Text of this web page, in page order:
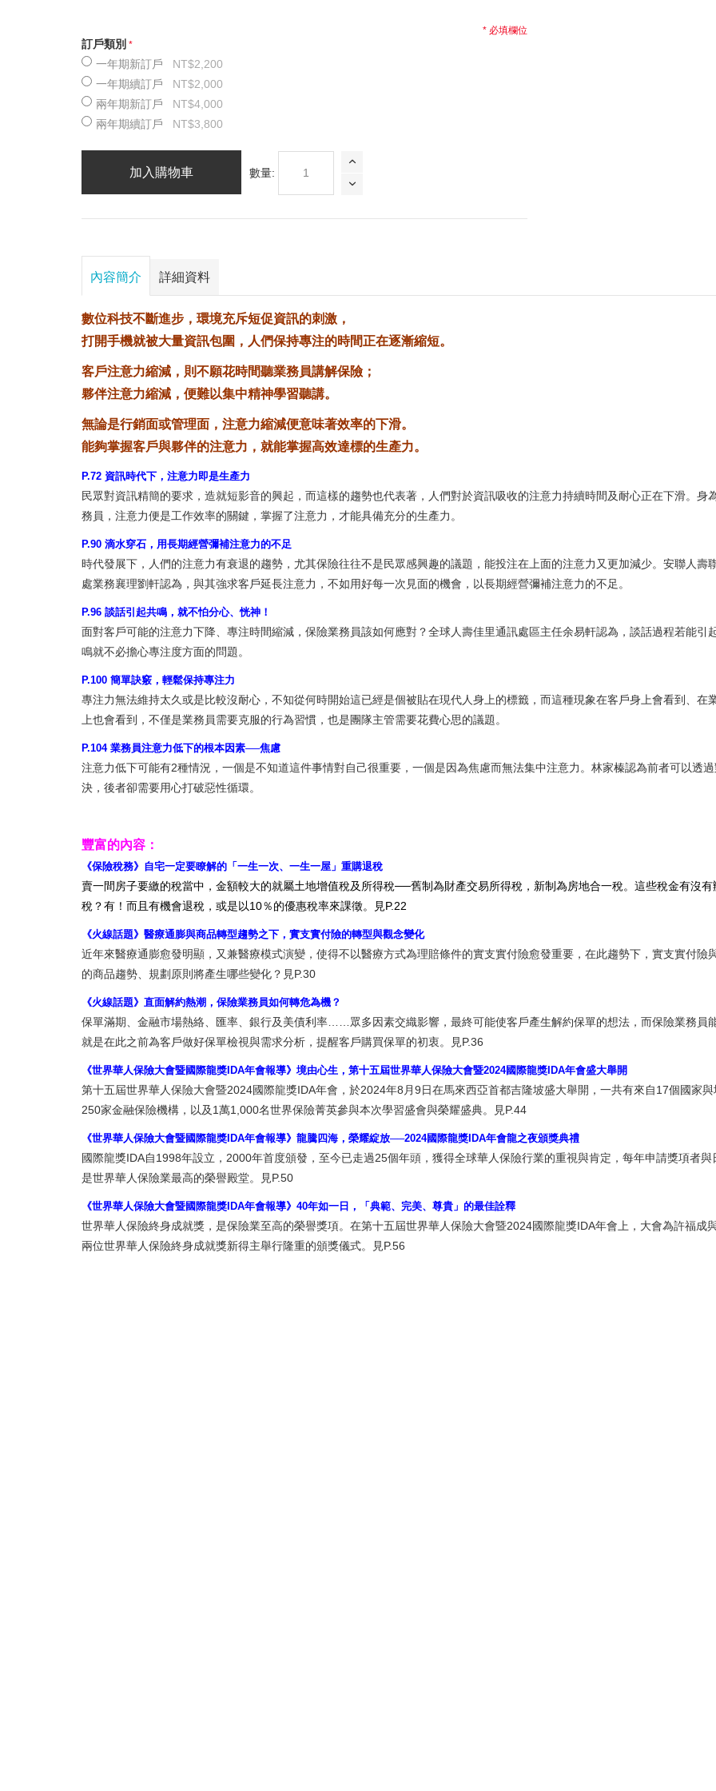
訂戶類別
一年期新訂戶
NT$2,200
一年期續訂戶
NT$2,000
兩年期新訂戶
NT$4,000
兩年期續訂戶
NT$3,800
* 必填欄位
數量:
加入購物車
內容簡介 詳細資料
數位科技不斷進步，環境充斥短促資訊的刺激，
打開手機就被大量資訊包圍，人們保持專注的時間正在逐漸縮短。
客戶注意力縮減，則不願花時間聽業務員講解保險；
夥伴注意力縮減，便難以集中精神學習聽講。
無論是行銷面或管理面，注意力縮減便意味著效率的下滑。
能夠掌握客戶與夥伴的注意力，就能掌握高效達標的生產力。
P.72 資訊時代下，注意力即是生產力
民眾對資訊精簡的要求，造就短影音的興起，而這樣的趨勢也代表著，人們對於資訊吸收的注意力持續時間及耐心正在下滑。身
務員，注意力便是工作效率的關鍵，掌握了注意力，才能具備充分的生產力。
P.90 滴水穿石，用長期經營彌補注意力的不足
時代發展下，人們的注意力有衰退的趨勢，尤其保險往往不是民眾感興趣的議題，能投注在上面的注意力又更加減少。安聯人壽
處業務襄理劉軒認為，與其強求客戶延長注意力，不如用好每一次見面的機會，以長期經營彌補注意力的不足。
P.96 談話引起共鳴，就不怕分心、恍神！
面對客戶可能的注意力下降、專注時間縮減，保險業務員該如何應對？全球人壽佳里通訊處區主任余易軒認為，談話過程若能引
鳴就不必擔心專注度方面的問題。
P.100 簡單訣竅，輕鬆保持專注力
專注力無法維持太久或是比較沒耐心，不知從何時開始這已經是個被貼在現代人身上的標籤，而這種現象在客戶身上會看到、在
上也會看到，不僅是業務員需要克服的行為習慣，也是團隊主管需要花費心思的議題。
P.104 業務員注意力低下的根本因素──焦慮
注意力低下可能有2種情況，一個是不知道這件事情對自己很重要，一個是因為焦慮而無法集中注意力。林家榛認為前者可以透
決，後者卻需要用心打破惡性循環。
豐富的內容：
《保險稅務》自宅一定要瞭解的「一生一次、一生一屋」重購退稅
賣一間房子要繳的稅當中，金額較大的就屬土地增值稅及所得稅──舊制為財產交易所得稅，新制為房地合一稅。這些稅金有沒有
稅？有！而且有機會退稅，或是以10％的優惠稅率來課徵。見P.22
《火線話題》醫療通膨與商品轉型趨勢之下，實支實付險的轉型與觀念變化
近年來醫療通膨愈發明顯，又兼醫療模式演變，使得不以醫療方式為理賠條件的實支實付險愈發重要，在此趨勢下，實支實付險
的商品趨勢、規劃原則將產生哪些變化？見P.30
《火線話題》直面解約熱潮，保險業務員如何轉危為機？
保單滿期、金融市場熱絡、匯率、銀行及美債利率……眾多因素交織影響，最終可能使客戶產生解約保單的想法，而保險業務員
就是在此之前為客戶做好保單檢視與需求分析，提醒客戶購買保單的初衷。見P.36
《世界華人保險大會暨國際龍獎IDA年會報導》境由心生，第十五屆世界華人保險大會暨2024國際龍獎IDA年會盛大舉開
第十五屆世界華人保險大會暨2024國際龍獎IDA年會，於2024年8月9日在馬來西亞首都吉隆坡盛大舉開，一共有來自17個國家與
250家金融保險機構，以及1萬1,000名世界保險菁英參與本次學習盛會與榮耀盛典。見P.44
《世界華人保險大會暨國際龍獎IDA年會報導》龍騰四海，榮耀綻放──2024國際龍獎IDA年會龍之夜頒獎典禮
國際龍獎IDA自1998年設立，2000年首度頒發，至今已走過25個年頭，獲得全球華人保險行業的重視與肯定，每年申請獎項者與
是世界華人保險業最高的榮譽殿堂。見P.50
《世界華人保險大會暨國際龍獎IDA年會報導》40年如一日，「典範、完美、尊貴」的最佳詮釋
世界華人保險終身成就獎，是保險業至高的榮譽獎項。在第十五屆世界華人保險大會暨2024國際龍獎IDA年會上，大會為許福成
兩位世界華人保險終身成就獎新得主舉行隆重的頒獎儀式。見P.56